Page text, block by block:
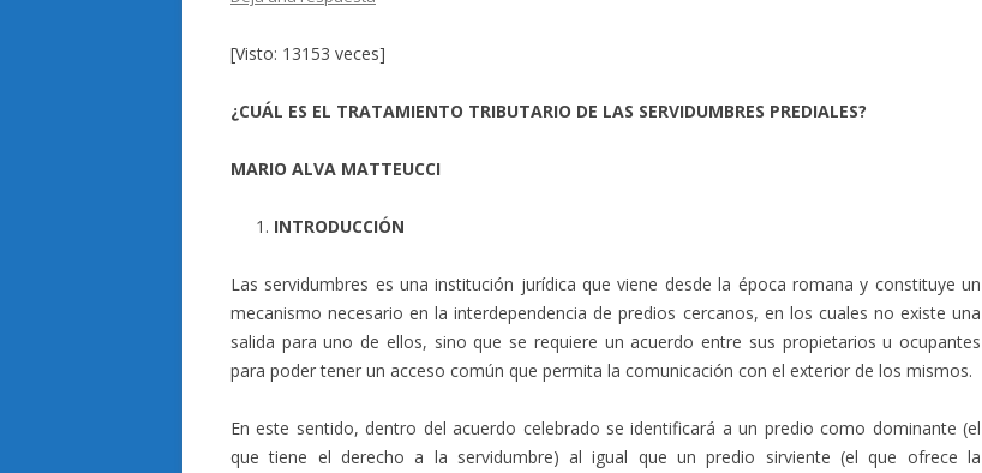
[Visto: 13153 veces]
¿CUÁL ES EL TRATAMIENTO TRIBUTARIO DE LAS SERVIDUMBRES PREDIALES?
MARIO ALVA MATTEUCCI
INTRODUCCIÓN
Las servidumbres es una institución jurídica que viene desde la época romana y constituye un
mecanismo necesario en la interdependencia de predios cercanos, en los cuales no existe una
salida para uno de ellos, sino que se requiere un acuerdo entre sus propietarios u ocupantes
para poder tener un acceso común que permita la comunicación con el exterior de los mismos.
En este sentido, dentro del acuerdo celebrado se identificará a un predio como dominante (el
que tiene el derecho a la servidumbre) al igual que un predio sirviente (el que ofrece la